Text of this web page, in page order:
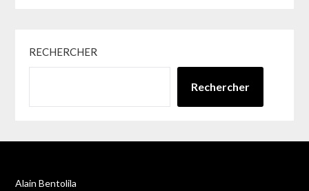
RECHERCHER
Rechercher
Alain Bentolila